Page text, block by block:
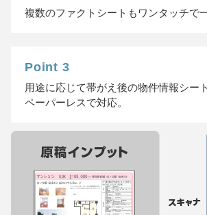
複数のファクトシートもワンタッチで
Point 3
⽤途に応じて帯がえ後の物件情報シー
ペーパーレスで対応。